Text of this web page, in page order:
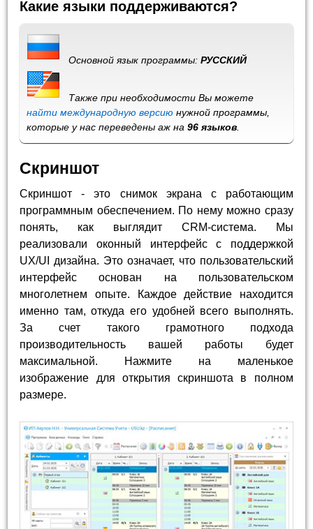
Какие языки поддерживаются?
Основной язык программы:РУССКИЙ
Также при необходимости Вы можете
найти международную версию нужной программы,
которые у нас переведены аж на96 языков
Скриншот
Скриншот - это снимок экрана с работающим
программным обеспечением. По нему можно сразу
понять, как выглядит CRM-система. Мы
реализовали оконный интерфейс с поддержкой
UX/UI дизайна. Это означает, что пользовательский
интерфейс основан на пользовательском
многолетнем опыте. Каждое действие находится
именно там, откуда его удобней всего выполнять.
За счет такого грамотного подхода
производительность вашей работы будет
максимальной. Нажмите на маленькое
изображение для открытия скриншота в полном
размере.